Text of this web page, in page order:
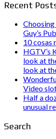
Recent
Guy’s
10 cosas
HGTV’s
look at
look at
Video
Half a
unusual
Search